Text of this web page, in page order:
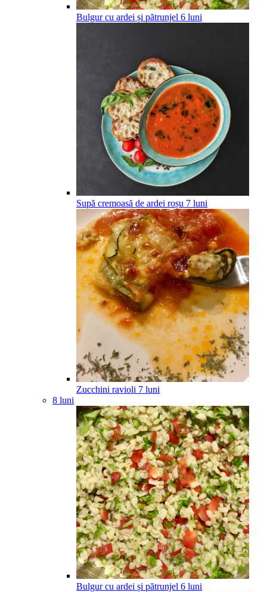
Bulgur cu ardei și pătrunjel 6 luni
Supă cremoasă de ardei roșu 7 luni
Zucchini ravioli 7 luni
8 luni
Bulgur cu ardei și pătrunjel 6 luni